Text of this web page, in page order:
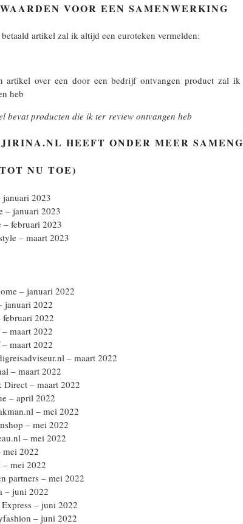
VOOR EEN SAMENWERKING
betaald artikel zal ik altijd een euroteken vermelden:
artikel over een door een bedrijf ontvangen product zal
heb
bevat producten die ik ter review ontvangen heb
HEEFT ONDER MEER
NU TOE)
2023
– januari 2023
– februari 2023
– maart 2023
– januari 2022
januari 2022
2022
maart 2022
maart 2022
– maart 2022
– maart 2022
Direct – maart 2022
– april 2022
– mei 2022
– mei 2022
– mei 2022
mei 2022
– mei 2022
partners – mei 2022
– juni 2022
– juni 2022
– juni 2022